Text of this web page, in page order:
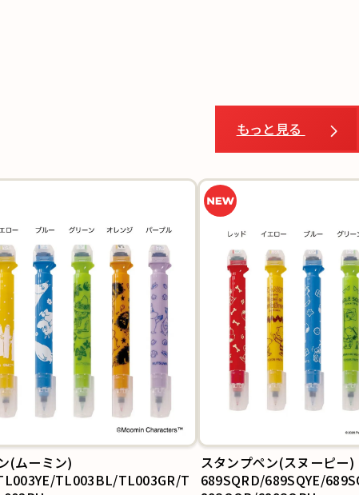
もっと見る
スタンプペン(スヌーピー)
689SQRD/689SQYE/689SQBL/689SQGR/6
シャープペン
PM599BK/